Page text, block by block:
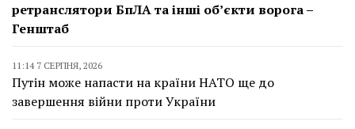
ретранслятори БпЛА та інші об’єкти ворога –
Генштаб
11:14 7 СЕРПНЯ, 2026
Путін може напасти на країни НАТО ще до
завершення війни проти України